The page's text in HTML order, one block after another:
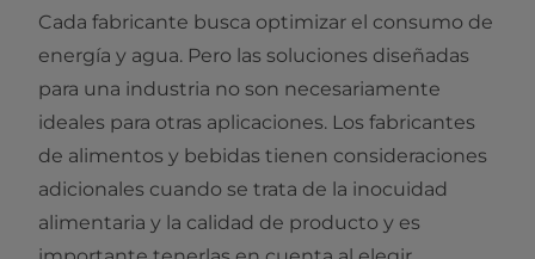
Cada fabricante busca optimizar el consumo de
energía y agua. Pero las soluciones diseñadas
para una industria no son necesariamente
ideales para otras aplicaciones. Los fabricantes
de alimentos y bebidas tienen consideraciones
adicionales cuando se trata de la inocuidad
alimentaria y la calidad de producto y es